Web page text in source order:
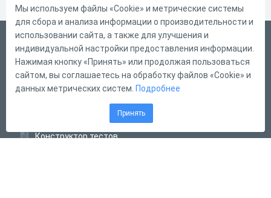
Русский
Справка
Форма обратной связи
Конструктор тестов
Мы используем файлы «Cookie» и метрические системы
для сбора и анализа информации о производительности и
использовании сайта, а также для улучшения и
индивидуальной настройки предоставления информации.
Нажимая кнопку «Принять» или продолжая пользоваться
сайтом, вы соглашаетесь на обработку файлов «Cookie» и
данных метрических систем. Подробнее
Принять